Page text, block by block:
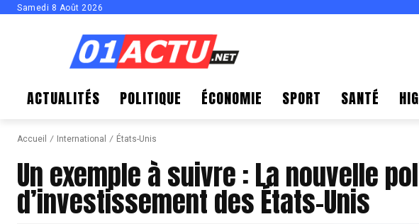
Samedi 8 Août 2026
ACTUALITÉS POLITIQUE ÉCONOMIE SPORT SANTÉ
Accueil International États-Unis
Un exemple à suivre : La nouvelle
d’investissement des États-Unis